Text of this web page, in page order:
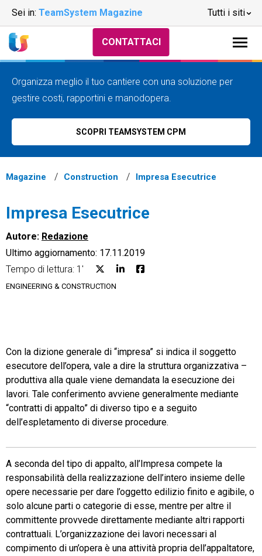
Sei in: TeamSystem Magazine Tutti i siti
Ecommerce
Email Marketing
Fatturazione
Trust Services
TeamSystem Corporate
TeamSystem Store
CONTATTACI
Organizza meglio il tuo cantiere con una soluzione per
gestire costi, rapportini e manodopera.
SCOPRI TEAMSYSTEM CPM
Magazine Construction Impresa Esecutrice
Impresa Esecutrice
Autore: Redazione
Ultimo aggiornamento: 17.11.2019
Tempo di lettura: 1'
ENGINEERING & CONSTRUCTION
Con la dizione generale di “impresa” si indica il soggetto
esecutore dell’opera, vale a dire la struttura organizzativa –
produttiva alla quale viene demandata la esecuzione dei
lavori. Tale conferimento avviene generalmente mediante
“contratti di appalto” di diverso tipo e a seguito
dell’espletamento di diverse procedure.
A seconda del tipo di appalto, all’Impresa compete la
responsabilità della realizzazione dell’intero insieme delle
opere necessarie per dare l’oggetto edilizio finito e agibile, o
solo alcune parti o categorie di esse, mentre per altre il
committente provvede direttamente mediante altri rapporti
contrattuali. L’organizzazione dei lavori necessari al
compimento di un’opera è una attività propria dell’appaltatore,